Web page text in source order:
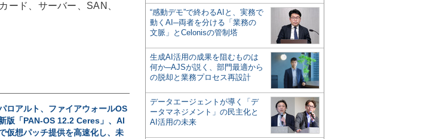
ード、サーバー、SAN、
ロアルト、ファイアウォールOS
版「PAN-OS 12.2 Ceres」、AI
仮想パッチ提供を高速化し、未
“感動デモ”で終わるAIと、実務で
動くAI─両者を分ける「業務の
文脈」とCelonisの管制塔
生成AI活用の成果を阻むものは
何か─AJSが説く、部門最適から
の脱却と業務プロセス再設計
データエージェントが導く「デ
ータマネジメント」の民主化と
AI活用の未来